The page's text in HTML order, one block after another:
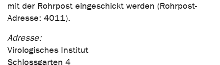
mit der Rohrpost eingeschickt werden (Rohrpost-
Adresse: 4011).
Adresse:
Virologisches Institut
Schlossgarten 4